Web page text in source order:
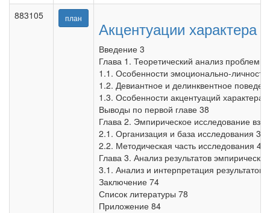
883105
план
Акцентуации характера
Введение 3
Глава 1. Теоретический анализ проблемы
1.1. Особенности эмоционально-
1.2. Девиантное и делинквентное
1.3. Особенности акцентуаций характера
Выводы по первой главе 38
Глава 2. Эмпирическое исследование
2.1. Организация и база исследования 39
2.2. Методическая часть исследования 43
Глава 3. Анализ результатов
3.1. Анализ и интерпретация результатов
Заключение 74
Список литературы 78
Приложение 84